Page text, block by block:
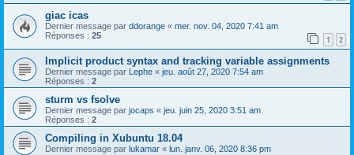
giac icas
Dernier message par ddorange « mer. nov. 04, 2020 7:41 am
Réponses : 25 1 2
Implicit product syntax and tracking variable assignments
Dernier message par Lephe « jeu. août 27, 2020 7:54 am
Réponses : 2
sturm vs fsolve
Dernier message par jocaps « jeu. juin 25, 2020 3:51 am
Réponses : 2
Compiling in Xubuntu 18.04
Dernier message par lukamar « lun. janv. 06, 2020 8:36 pm